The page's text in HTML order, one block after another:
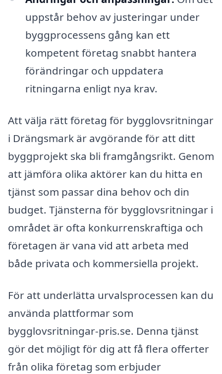
uppstår behov av justeringar under
byggprocessens gång kan ett
kompetent företag snabbt hantera
förändringar och uppdatera
ritningarna enligt nya krav.
Att välja rätt företag för bygglovsritningar
i Drängsmark är avgörande för att ditt
byggprojekt ska bli framgångsrikt. Genom
att jämföra olika aktörer kan du hitta en
tjänst som passar dina behov och din
budget. Tjänsterna för bygglovsritningar i
området är ofta konkurrenskraftiga och
företagen är vana vid att arbeta med
både privata och kommersiella projekt.
För att underlätta urvalsprocessen kan du
använda plattformar som
bygglovsritningar-pris.se. Denna tjänst
gör det möjligt för dig att få flera offerter
från olika företag som erbjuder